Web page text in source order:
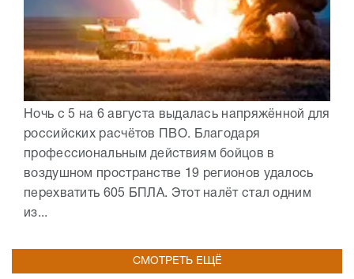
Ночь с 5 на 6 августа выдалась напряжённой для
российских расчётов ПВО. Благодаря
профессиональным действиям бойцов в
воздушном пространстве 19 регионов удалось
перехватить 605 БПЛА. Этот налёт стал одним
из...
СМОТРЕТЬ ЕЩЁ